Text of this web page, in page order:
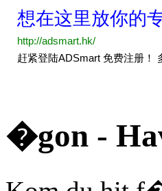
�gon -